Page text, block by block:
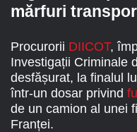
mărfuri
Procurorii DIICOT,
Investigații Criminale
desfășurat, la finalul
într-un dosar privind
de un camion al unei
Franței.